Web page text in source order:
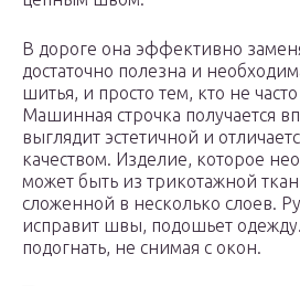
В дороге она эффективно
достаточно полезна и
шитья, и просто тем, кто не
Машинная строчка получается
выглядит эстетичной и
качеством. Изделие, которое
может быть из трикотажной
сложенной в несколько слоев.
исправит швы, подошьет
подогнать, не снимая с окон.